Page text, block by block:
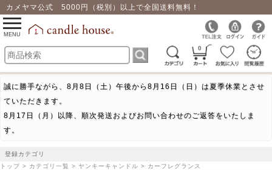
カメヤマ公式 5000円（税別）以上で全国送料無料！
0
toggle
navigation
MENU
誠に勝手ながら、8月8日（土）午後から8月16日（日）は夏季休業とさせ
ていただきます。
8月17日（月）以降、順次発送およびお問い合わせのご返答をいたしま
す。
登録カテゴリ
トップ > カテゴリ一覧 > ヤンキーキャンドル > カーフレグランス